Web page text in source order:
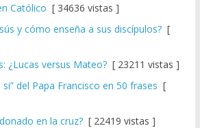
Católico [ 34636 vistas ]
y cómo enseña a sus discípulos?[
¿Lucas versus Mateo?[ 23211 vistas ]
del Papa Francisco en 50 frases [
en la cruz?[ 22419 vistas ]